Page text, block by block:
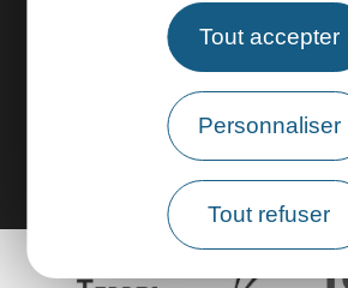
Tout accepter
Personnaliser
Tout refuser
Espace groupes
Brochures